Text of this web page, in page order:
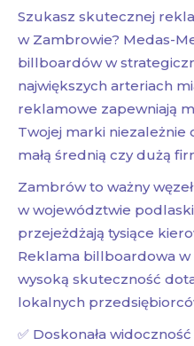
Szukasz skutecznej
w Zambrowie? Medas-
billboardów w
największych arteriach
reklamowe zapewniają
Twojej marki
małą średnią czy dużą
Zambrów to ważny
w województwie
przejeżdżają tysiące
Reklama billboardowa
wysoką skuteczność
lokalnych
✅ Doskonała